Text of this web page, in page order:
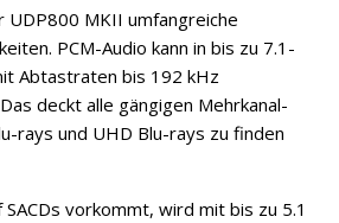
MKII umfangreiche
PCM-Audio kann in bis zu 7.1-
Abtastraten bis 192 kHz
deckt alle gängigen Mehrkanal-
rays und UHD Blu-rays zu finden
vorkommt, wird mit bis zu 5.1